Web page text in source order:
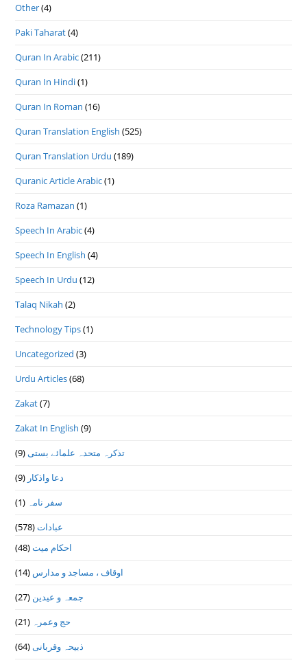
Other(4)
Paki Taharat(4)
Quran In Arabic(211)
Quran In Hindi(1)
Quran In Roman (16)
Quran Translation English (525)
Quran Translation Urdu (189)
Quranic Article Arabic(1)
Roza Ramazan (1)
Speech In Arabic(4)
Speech In English (4)
Speech In Urdu (12)
Talaq Nikah (2)
Technology Tips(1)
Uncategorized (3)
Urdu Articles(68)
Zakat(7)
Zakat In English (9)
تذكرہ متحدہ علمائے بستى(9)
دعا واذكار (9)
سفر نامہ (1)
عبادات(578)
احکام میت(48)
اوقاف ، مساجد و مدارس (14)
جمعہ و عیدین (27)
حج وعمرہ (21)
ذبیحہ وقربانی(64)